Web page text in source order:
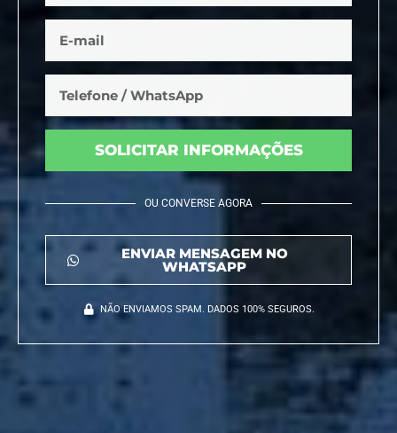
SOLICITAR INFORMAÇÕES
OU CONVERSE AGORA
ENVIAR MENSAGEM NO
WHATSAPP
NÃO ENVIAMOS SPAM. DADOS 100% SEGUROS.